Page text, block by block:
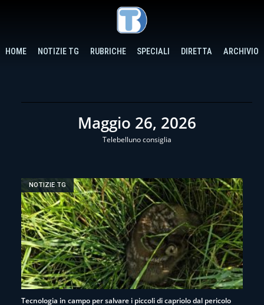
HOME NOTIZIE TG RUBRICHE SPECIALI DIRETTA ARCHIVIO
Maggio 26, 2026
Telebelluno consiglia
NOTIZIE TG
Tecnologia in campo per salvare i piccoli di capriolo dal pericolo